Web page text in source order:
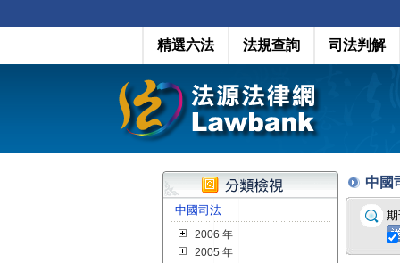
精選六法 法規查詢 司法判解
中國司法
2006 年
2005 年
中國